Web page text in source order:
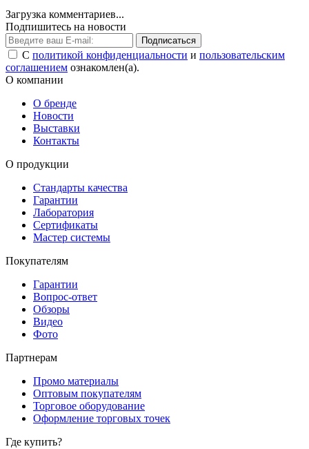
Загрузка комментариев...
Подпишитесь на новости
Подписаться
С политикой конфиденциальности и пользовательским
соглашением ознакомлен(а).
О компании
О бренде
Новости
Выставки
Контакты
О продукции
Стандарты качества
Гарантии
Лаборатория
Сертификаты
Мастер системы
Покупателям
Гарантии
Вопрос-ответ
Обзоры
Видео
Фото
Партнерам
Промо материалы
Оптовым покупателям
Торговое оборудование
Оформление торговых точек
Где купить?